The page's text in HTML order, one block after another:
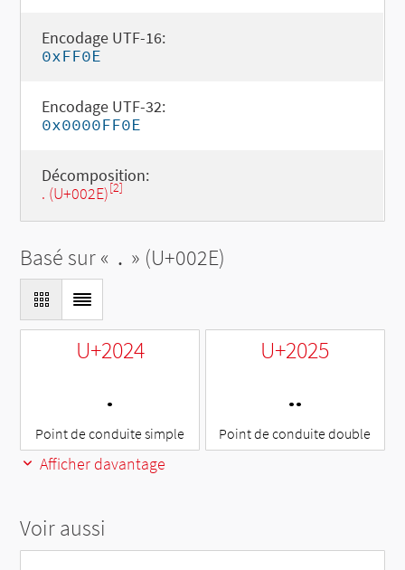
Encodage UTF-16:
0xFF0E
Encodage UTF-32:
0x0000FF0E
Décomposition:
. (U+002E)[2]
Basé sur « . » (U+002E)
U+2024
․
Point de conduite simple
U+2025
‥
Point de conduite double
Afficher davantage
Voir aussi